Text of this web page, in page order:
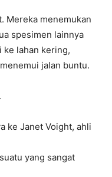
Mereka menemukan
spesimen lainnya
ke lahan kering,
jalan buntu.
ke Janet Voight, ahli
yang sangat